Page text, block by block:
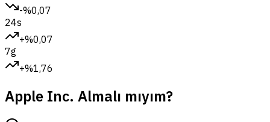
-%0,07
24s
+%0,07
7g
+%1,76
Apple Inc. Almalı mıyım?